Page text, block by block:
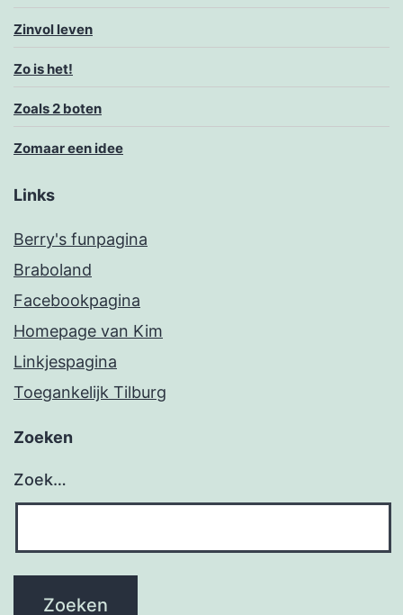
Zinvol leven
Zo is het!
Zoals 2 boten
Zomaar een idee
Links
Berry's funpagina
Braboland
Facebookpagina
Homepage van Kim
Linkjespagina
Toegankelijk Tilburg
Zoeken
Zoek…